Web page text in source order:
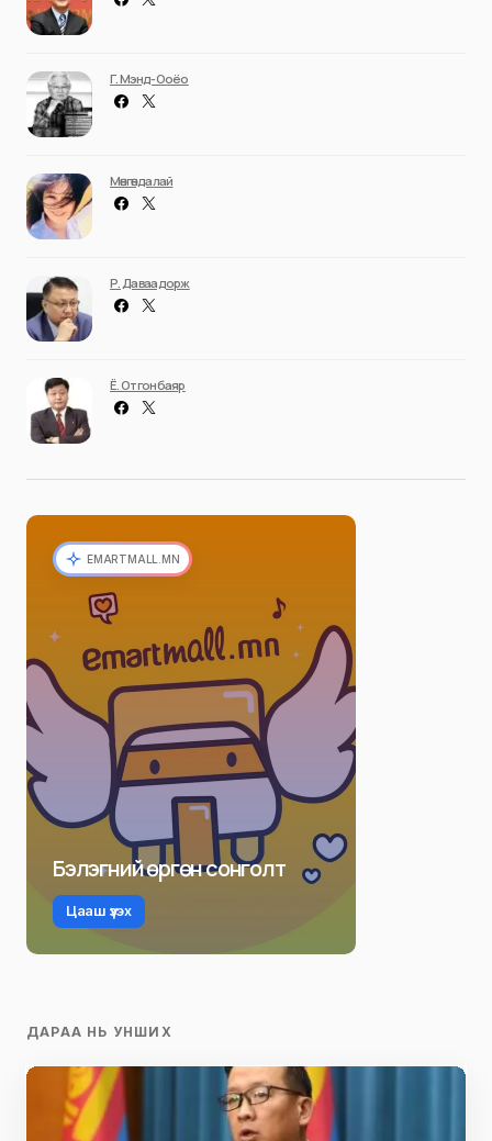
Г. Мэнд-Ооёо
Мөнгөндалай
Р. Даваадорж
Ё. Отгонбаяр
EMARTMALL.MN
Бэлэгний өргөн сонголт
Цааш үзэх
ДАРАА НЬ УНШИХ